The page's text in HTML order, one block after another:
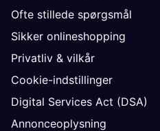
Ofte stillede spørgsmål
Sikker onlineshopping
Privatliv & vilkår
Cookie-indstillinger
Digital Services Act (DSA)
Annonceoplysning